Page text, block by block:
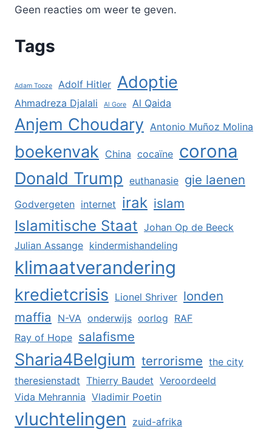
Geen reacties om weer te geven.
Tags
Adam Tooze Adolf Hitler Adoptie
Ahmadreza Djalali Al Gore Al Qaida
Anjem Choudary Antonio Muñoz Molina
boekenvak China cocaïne corona
Donald Trump euthanasie gie laenen
Godvergeten internet irak islam
Islamitische Staat Johan Op de Beeck
Julian Assange kindermishandeling
klimaatverandering
kredietcrisis Lionel Shriver londen
maffia
N-VA onderwijs oorlog RAF
Ray of Hope salafisme
Sharia4Belgium terrorisme the city
theresienstadt Thierry Baudet Veroordeeld
Vida Mehrannia Vladimir Poetin
vluchtelingen zuid-afrika